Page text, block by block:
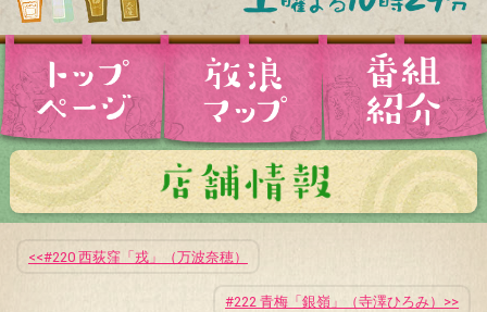
アニメ ファンクラブ
検索
視聴方法 4K放送
イベント ショッピング
公式SNS プレゼント
ご意見・ご感想 会社情報
#220 西荻窪「戎」（万波奈穂）
#222 青梅「銀嶺」（寺澤ひろみ）